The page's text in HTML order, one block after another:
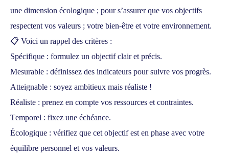
une dimension écologique ; pour s’assurer que vos objectifs
respectent vos valeurs ; votre bien-être et votre environnement.
📋 Voici un rappel des critères :
Spécifique : formulez un objectif clair et précis.
Mesurable : définissez des indicateurs pour suivre vos progrès.
Atteignable : soyez ambitieux mais réaliste !
Réaliste : prenez en compte vos ressources et contraintes.
Temporel : fixez une échéance.
Écologique : vérifiez que cet objectif est en phase avec votre
équilibre personnel et vos valeurs.